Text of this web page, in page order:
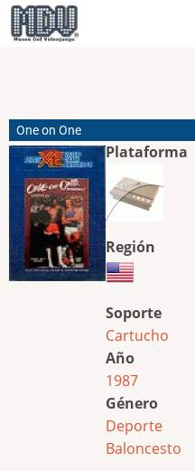
Pasar
al
One on One
Plataforma
Región
Soporte
Cartucho
Año
1987
Género
Deporte
Baloncesto